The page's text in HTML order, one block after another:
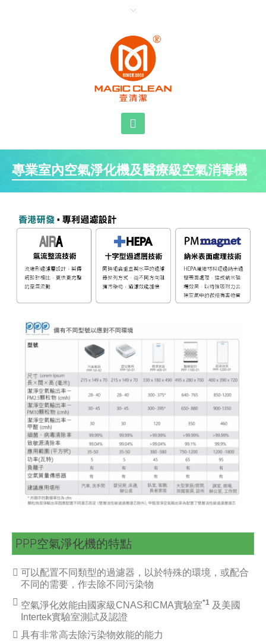
專業室內空氣淨化機及醫療級空氣消毒機
PPP空氣淨化機的特點
可以配置不同類型的過濾器，以於特殊的環境，或配合
不同的需要，作去除不同污染物
空氣淨化效能由國家級CNAS和CMA實驗室*1 及美國
Intertek實驗室測試及認證
具有非常高去除污染物效能的能力